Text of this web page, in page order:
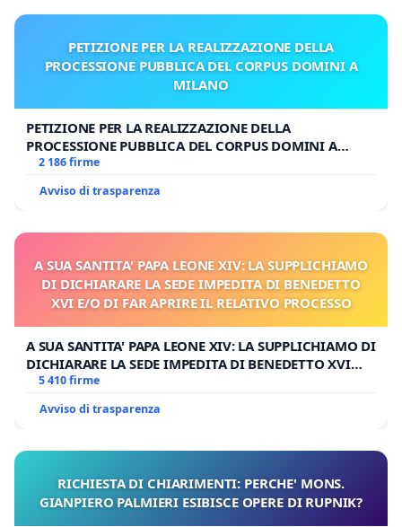
PETIZIONE PER LA REALIZZAZIONE DELLA
PROCESSIONE PUBBLICA DEL CORPUS DOMINI A
MILANO
PETIZIONE PER LA REALIZZAZIONE DELLA
PROCESSIONE PUBBLICA DEL CORPUS DOMINI A
MILANO
2 186 firme
Avviso di trasparenza
A SUA SANTITA' PAPA LEONE XIV: LA SUPPLICHIAMO
DI DICHIARARE LA SEDE IMPEDITA DI BENEDETTO
XVI E/O DI FAR APRIRE IL RELATIVO PROCESSO
A SUA SANTITA' PAPA LEONE XIV: LA SUPPLICHIAMO DI
DICHIARARE LA SEDE IMPEDITA DI BENEDETTO XVI
E/O DI FAR APRIRE IL RELATIVO PROCESSO
5 410 firme
Avviso di trasparenza
RICHIESTA DI CHIARIMENTI: PERCHE' MONS.
GIANPIERO PALMIERI ESIBISCE OPERE DI RUPNIK?